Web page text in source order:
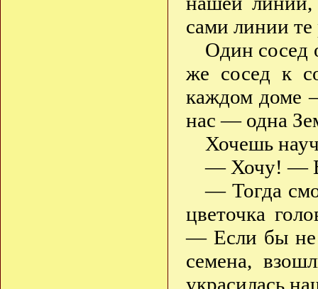
сами линии
Один сосед
же сосед к
каждом доме
нас — одна
Хочешь
— Хочу! —
— Тогда
цветочка
— Если бы не
семена,
украсилась